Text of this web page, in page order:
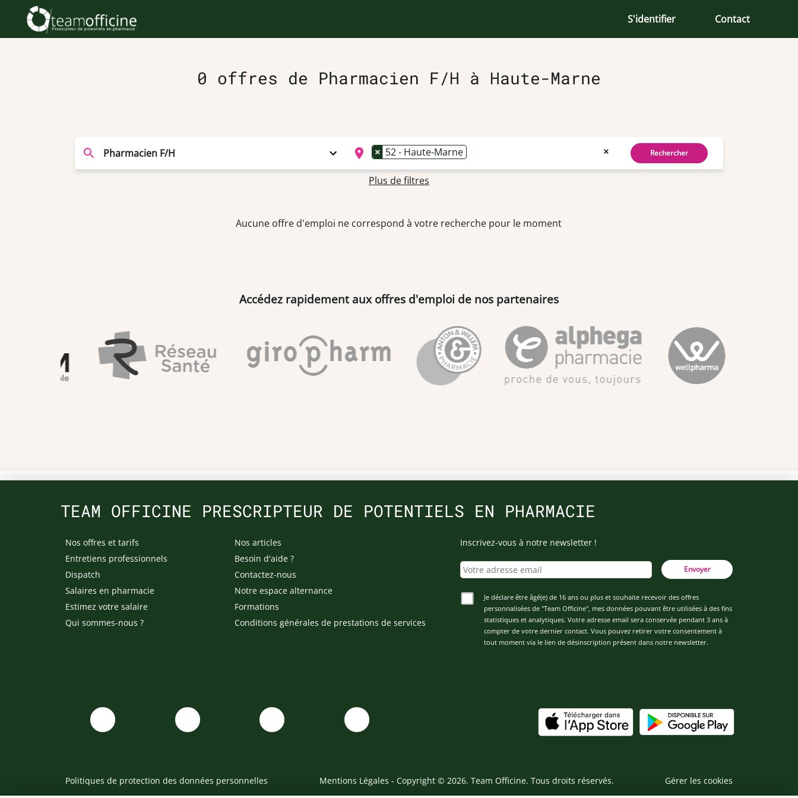
S'identifier Contact
0 offres de Pharmacien F/H à Haute-Marne
×
× 52 - Haute-Marne Rechercher
Plus de filtres
Aucune offre d'emploi ne correspond à votre recherche pour le moment
Accédez rapidement aux offres d'emploi de nos partenaires
TEAM OFFICINE PRESCRIPTEUR DE POTENTIELS EN PHARMACIE
Nos offres et tarifs
Entretiens professionnels
Dispatch
Salaires en pharmacie
Estimez votre salaire
Qui sommes-nous ?
Nos articles
Besoin d'aide ?
Contactez-nous
Notre espace alternance
Formations
Conditions générales de prestations de services
Inscrivez-vous à notre newsletter !
Envoyer
Je déclare être âgé(e) de 16 ans ou plus et souhaite recevoir des offres
personnalisées de "Team Officine", mes données pouvant être utilisées à des fins
statistiques et analytiques. Votre adresse email sera conservée pendant 3 ans à
compter de votre dernier contact. Vous pouvez retirer votre consentement à
tout moment via le lien de désinscription présent dans notre newsletter.
Politiques de protection des données personnelles Mentions Légales - Copyright © 2026. Team Officine. Tous droits réservés. Gérer les cookies